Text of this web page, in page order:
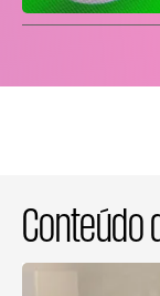
Conteúdo